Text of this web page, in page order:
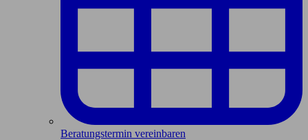
Beratungstermin vereinbaren